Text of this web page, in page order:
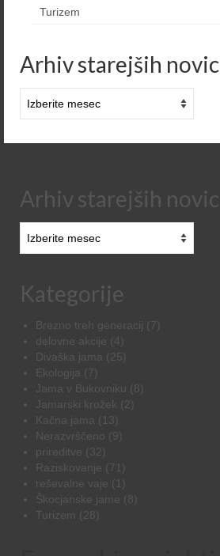
Turizem
Arhiv starejših novic
starejših
Arhiv starejših novic
starejših
Kategorije
Brezno treh generacij (7)
delovne akcije (4)
Divaška jama (25)
Ekologija (7)
Jama v Bukovniku
(8)
Jamarski krožek (2)
Kačna jama (13)
Nerazvrščeno (9)
prireditve (32)
Raziskovanje (71)
reševalne vaje (1)
Škocjanske jame (8)
Turizem (28)